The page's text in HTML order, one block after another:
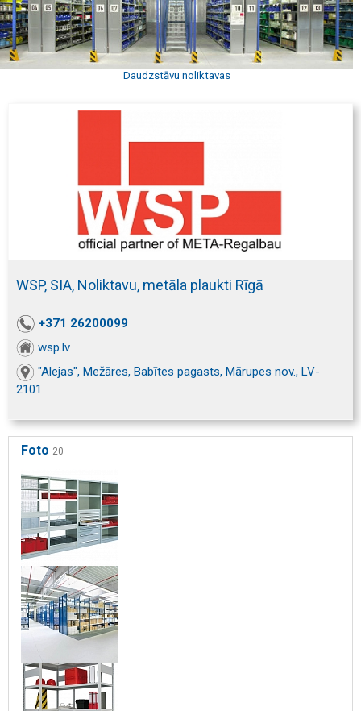
Daudzstāvu noliktavas
WSP, SIA, Noliktavu, metāla plaukti Rīgā
+371 26200099
wsp.lv
"Alejas", Mežāres, Babītes pagasts, Mārupes nov., LV-
2101
Foto 20